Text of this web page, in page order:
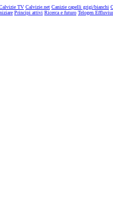
TV Calvizie.net Canizie capelli grigi/bianchi
Principi attivi Ricerca e futuro Telogen